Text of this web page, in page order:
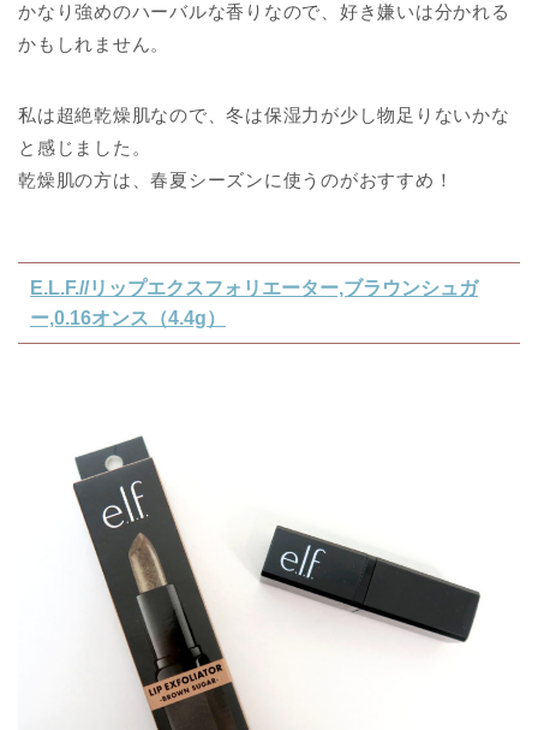
かなり強めのハーバルな香りなので、好き嫌いは分かれる
かもしれません。
私は超絶乾燥肌なので、冬は保湿力が少し物足りないかな
と感じました。
乾燥肌の方は、春夏シーズンに使うのがおすすめ！
E.L.F.//リップエクスフォリエーター,ブラウンシュガ
ー,0.16オンス（4.4g）